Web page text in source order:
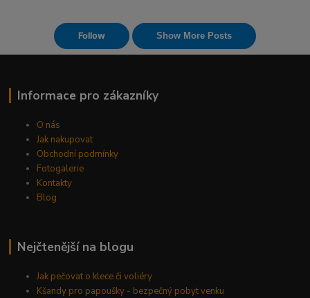
Informace pro zákazníky
O nás
Jak nakupovat
Obchodní podmínky
Fotogalerie
Kontakty
Blog
Nejčtenější na blogu
Jak pečovat o klece či voliéry
Kšandy pro papoušky - bezpečný pobyt venku